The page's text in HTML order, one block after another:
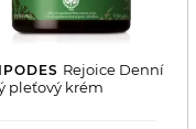
Rejoice Denní
pleťový krém